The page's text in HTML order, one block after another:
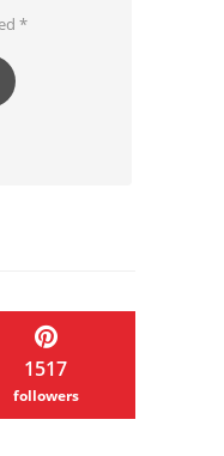
*
1517
followers